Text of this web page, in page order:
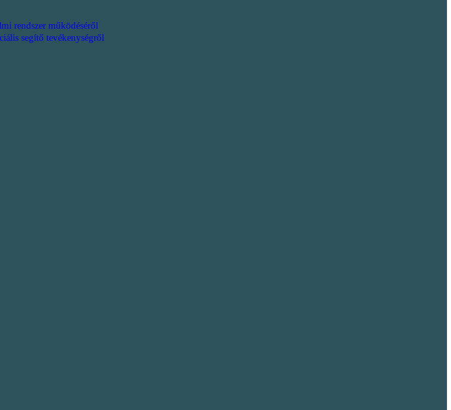
rendszer működéséről
segítő tevékenységről